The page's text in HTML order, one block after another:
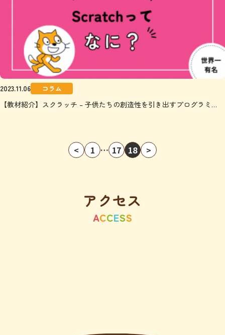
2023.11.06 コラム
【教材紹介】スクラッチ – 子供たちの創造性を引き出すプログラミ…
< 1 … 17 18 >
アクセス
ACCESS